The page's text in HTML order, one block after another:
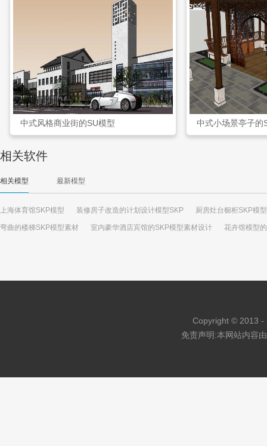
中式风格商业街的SU模型 中式小场景亭子的
相关软件
相关模型 最新模型
上海体育馆SKP模型 装修房子改造的计划设计模型SKP 厨房灶台橱柜SKP模
弯曲的楼梯SKP模型素材 室内豪华酒店宾馆的SKP模型素材设计 花卉馆模型
Copyright © 2013 -
免责声明:本网站内容